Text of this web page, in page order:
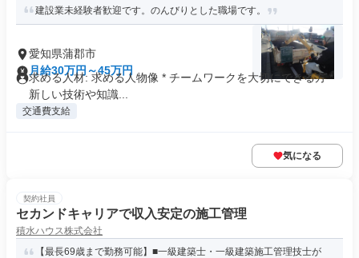
建設業未経験者歓迎です。のんびりとした職場です。
愛知県蒲郡市
月給30万円～45万円
求める人材: 求める人物像 * チームワークを大切にできる方 *
新しい技術や知識...
交通費支給
気になる
契約社員
セカンドキャリアで収入安定の施工管理
積水ハウス株式会社
【最長69歳まで勤務可能】■一級建築士・一級建築施工管理技士が